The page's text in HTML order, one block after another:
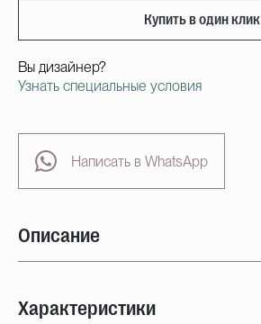
Купить в один клик
Вы дизайнер?
Узнать специальные условия
Написать в WhatsApp
Описание
Характеристики